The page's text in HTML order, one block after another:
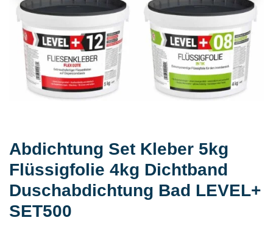
Abdichtung Set Kleber 5kg
Flüssigfolie 4kg Dichtband
Duschabdichtung Bad LEVEL+
SET500